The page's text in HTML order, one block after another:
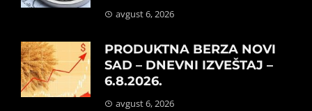
avgust 6, 2026
PRODUKTNA BERZA NOVI
SAD – DNEVNI IZVEŠTAJ –
6.8.2026.
avgust 6, 2026